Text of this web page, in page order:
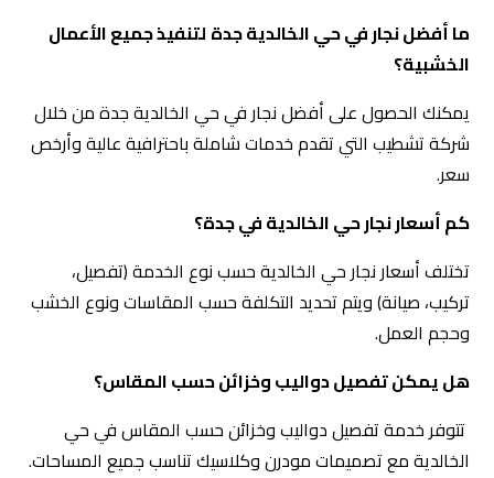
ما أفضل نجار في حي الخالدية جدة لتنفيذ جميع الأعمال
الخشبية؟
يمكنك الحصول على أفضل نجار في حي الخالدية جدة من خلال
شركة تشطيب التي تقدم خدمات شاملة باحترافية عالية وأرخص
سعر.
كم أسعار نجار حي الخالدية في جدة؟
تختلف أسعار نجار حي الخالدية حسب نوع الخدمة (تفصيل،
تركيب، صيانة) ويتم تحديد التكلفة حسب المقاسات ونوع الخشب
وحجم العمل.
هل يمكن تفصيل دواليب وخزائن حسب المقاس؟
تتوفر خدمة تفصيل دواليب وخزائن حسب المقاس في حي
الخالدية مع تصميمات مودرن وكلاسيك تناسب جميع المساحات.